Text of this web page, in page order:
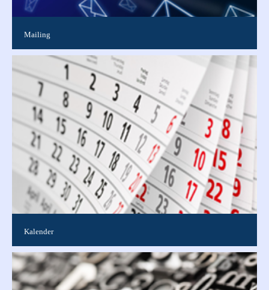
Mailing
Ideal, um neue Kunden zu gewinnen, bestehende Kunden über
Neuigkeiten zu informieren oder Dankesschreiben zu
versenden. Wir erstellen für...
Kalender
Wir bieten Ihnen spiralgebundene Kalender mit Aufhänger in
verschiedenen Varianten. Ob Foto-, Streifen- oder Bildkalender,
Sie können...